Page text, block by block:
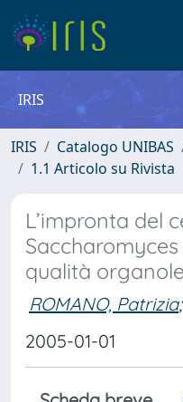
IRIS
IRIS Catalogo UNIBAS
1.1 Articolo su Rivista
L’impronta del
qualità
ROMANO, Patrizia;
2005-01-01